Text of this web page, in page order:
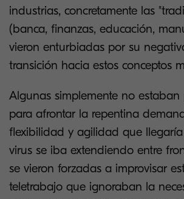
industrias, concretamente las
(banca, finanzas, educación,
vieron enturbiadas por su
transición hacia estos conceptos
Algunas simplemente no estaban
para afrontar la repentina
flexibilidad y agilidad que llegaría
virus se iba extendiendo entre
se vieron forzadas a improvisar
teletrabajo que ignoraban la